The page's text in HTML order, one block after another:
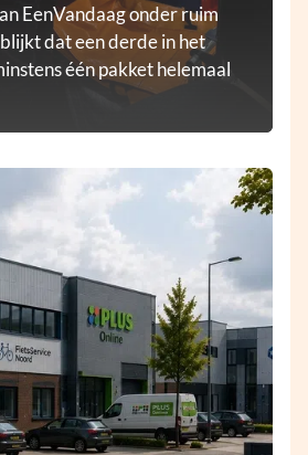
EenVandaag onder ruim
dat een derde in het
één pakket helemaal